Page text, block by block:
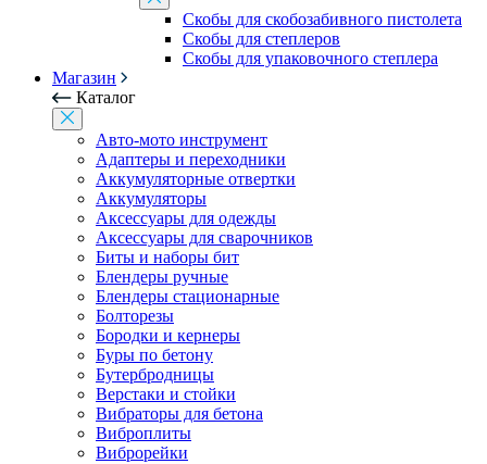
Скобы для скобозабивного пистолета
Скобы для степлеров
Скобы для упаковочного степлера
Магазин
Каталог
Авто-мото инструмент
Адаптеры и переходники
Аккумуляторные отвертки
Аккумуляторы
Аксессуары для одежды
Аксессуары для сварочников
Биты и наборы бит
Блендеры ручные
Блендеры стационарные
Болторезы
Бородки и кернеры
Буры по бетону
Бутербродницы
Верстаки и стойки
Вибраторы для бетона
Виброплиты
Виброрейки